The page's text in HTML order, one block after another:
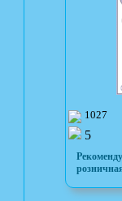
1027
5